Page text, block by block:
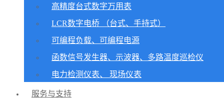
高精度台式数字万用表
LCR数字电桥 （台式、手持式）
可编程负载、可编程电源
函数信号发生器、示波器、多路温度巡检仪
电力检测仪表、 现场仪表
服务与支持